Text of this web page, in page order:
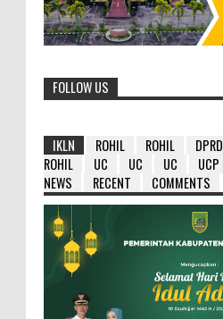
FOLLOW US
IKLN ROHIL ROHIL
DPRD
ROHIL
UC UC UC UCP
NEWS
RECENT COMMENTS